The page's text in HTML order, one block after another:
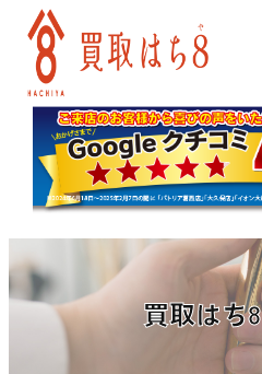
買取はち